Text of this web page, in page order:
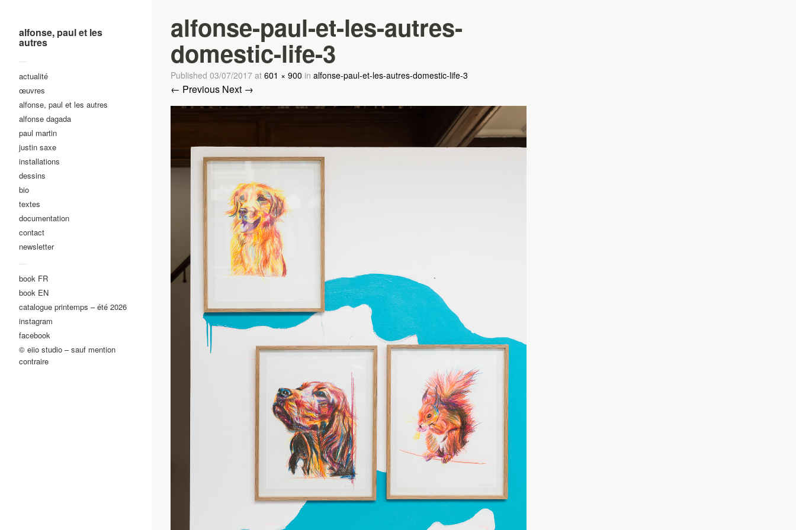
alfonse, paul et les
autres
—
actualité
œuvres
alfonse, paul et les autres
alfonse dagada
paul martin
justin saxe
installations
dessins
bio
textes
documentation
contact
newsletter
—
book FR
book EN
catalogue printemps – été 2026
instagram
facebook
© eiio studio – sauf mention
contraire
alfonse-paul-et-les-autres-
domestic-life-3
Published 03/07/2017 at 601 × 900 in alfonse-paul-et-les-autres-domestic-life-3
← Previous Next →